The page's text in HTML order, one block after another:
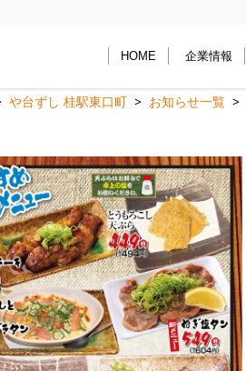
HOME 企業情報
や台ずし 桂駅東口町 お知らせ一覧